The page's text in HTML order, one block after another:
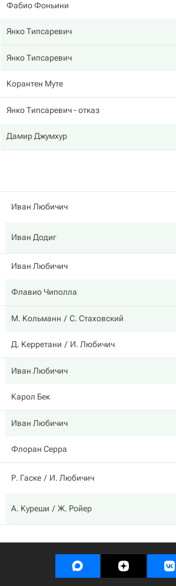
Фабио Фоньини
Янко Типсаревич
Янко Типсаревич
Корантен Муте
Янко Типсаревич- отказ
Дамир Джумхур
Иван Любичич
Иван Додиг
Иван Любичич
Флавио Чиполла
М. Кольманн С. Стаховский
Д. Керретани И. Любичич
Иван Любичич
Карол Бек
Иван Любичич
Флоран Серра
Р. Гаске И. Любичич
А. Куреши Ж. Ройер